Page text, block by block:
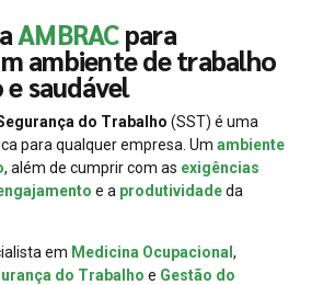
AMBRACpara
ambiente de trabalho
saudável
do Trabalho (SST) é uma
para qualquer empresa. Um ambiente
, além de cumprir com as exigências
e a produtividadeda
em Medicina Ocupacional ,
do Trabalho e Gestão do